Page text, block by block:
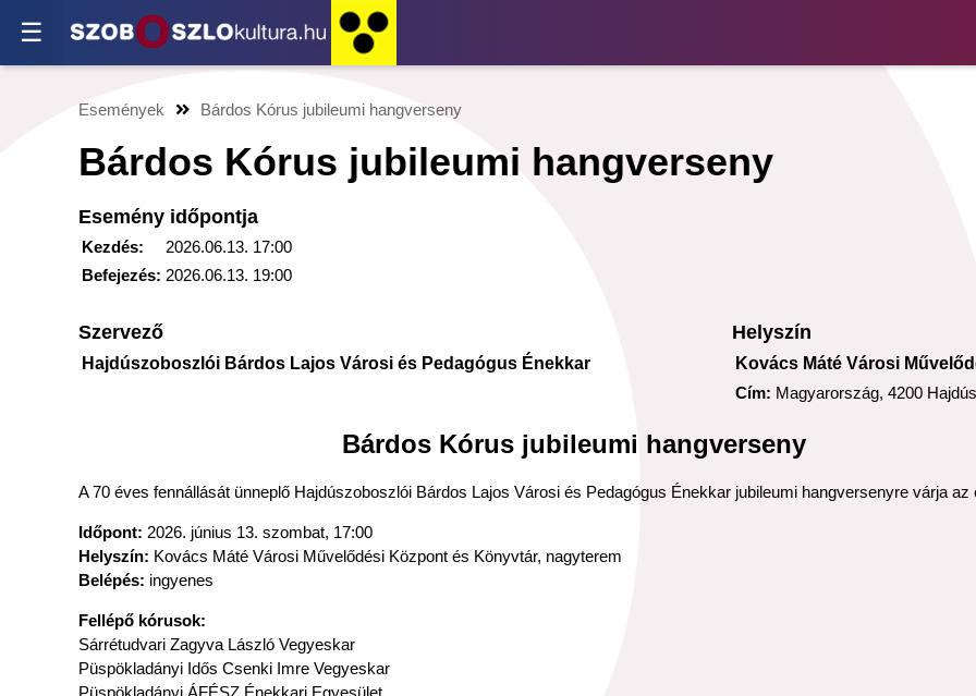
☰
Események Bárdos Kórus jubileumi hangverseny
Bárdos Kórus jubileumi hangverseny
Esemény időpontja
Kezdés:
2026.06.13. 17:00
Befejezés: 2026.06.13. 19:00
Szervező
Hajdúszoboszlói Bárdos Lajos Városi és Pedagógus Énekkar
Helyszín
Kovács Máté Városi
Cím: Magyarország, 4200
Bárdos Kórus jubileumi hangverseny
A 70 éves fennállását ünneplő Hajdúszoboszlói Bárdos Lajos Városi és Pedagógus Énekkar jubileumi hangversenyre várja az
Időpont: 2026. június 13. szombat, 17:00
Helyszín: Kovács Máté Városi Művelődési Központ és Könyvtár, nagyterem
Belépés: ingyenes
Fellépő kórusok:
Sárrétudvari Zagyva László Vegyeskar
Püspökladányi Idős Csenki Imre Vegyeskar
Püspökladányi ÁFÉSZ Énekkari Egyesület